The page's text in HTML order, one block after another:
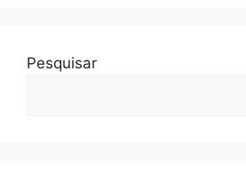
Pesquisar